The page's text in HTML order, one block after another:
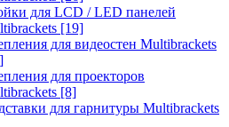
для LCD / LED панелей
[19]
для видеостен Multibrackets
для проекторов
[8]
для гарнитуры Multibrackets